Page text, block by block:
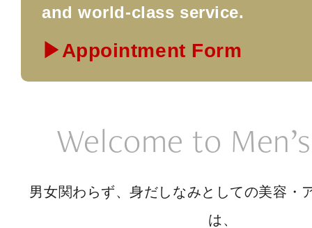
and world-class service.
▶Appointment Form
Welcome to
男女関わらず、身だしなみとしての美容・
は、